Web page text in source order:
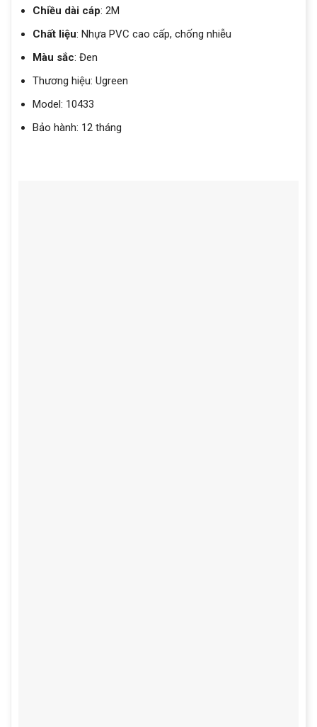
Chiều dài cáp: 2M
Chất liệu: Nhựa PVC cao cấp, chống nhiễu
Màu sắc: Đen
Thương hiệu: Ugreen
Model: 10433
Bảo hành: 12 tháng